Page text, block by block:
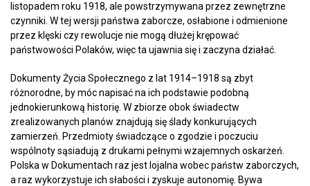
listopadem roku 1918, ale powstrzymywana przez zewnętrzne
czynniki. W tej wersji państwa zaborcze, osłabione i odmienione
przez klęski czy rewolucje nie mogą dłużej krępować
państwowości Polaków, więc ta ujawnia się i zaczyna działać.
Dokumenty Życia Społecznego z lat 1914–1918 są zbyt
różnorodne, by móc napisać na ich podstawie podobną
jednokierunkową historię. W zbiorze obok świadectw
zrealizowanych planów znajdują się ślady konkurujących
zamierzeń. Przedmioty świadczące o zgodzie i poczuciu
wspólnoty sąsiadują z drukami pełnymi wzajemnych oskarżeń.
Polska w Dokumentach raz jest lojalna wobec państw zaborczych,
a raz wykorzystuje ich słabości i zyskuje autonomię. Bywa